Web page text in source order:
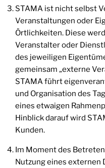
STAMA ist nicht selbst
Veranstaltungen oder
Örtlichkeiten. Diese
Veranstalter oder
des jeweiligen
gemeinsam „externe
STAMA führt
und Organisation des
eines etwaigen
Hinblick darauf wird
Kunden.
Im Moment des
Nutzung eines externen